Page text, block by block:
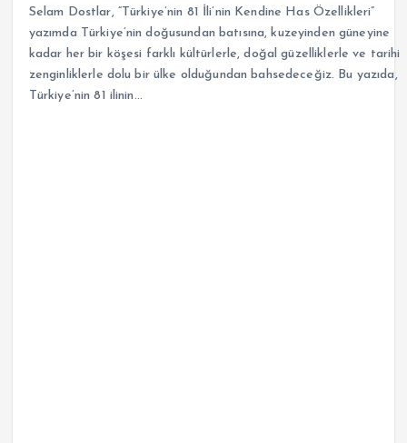
Selam Dostlar, “Türkiye’nin 81 İli’nin Kendine Has Özellikleri”
yazımda Türkiye’nin doğusundan batısına, kuzeyinden güneyine
kadar her bir köşesi farklı kültürlerle, doğal güzelliklerle ve tarihi
zenginliklerle dolu bir ülke olduğundan bahsedeceğiz. Bu yazıda,
Türkiye’nin 81 ilinin…